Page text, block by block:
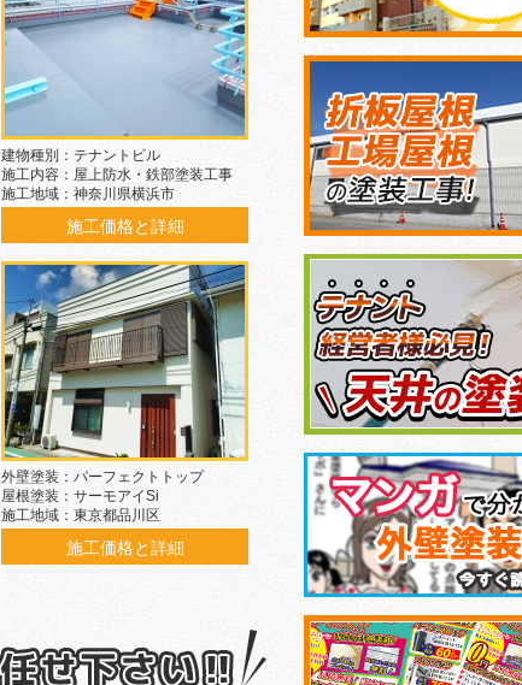
建物種別：テナントビル
施工内容：屋上防水・鉄部塗装工事
施工地域：神奈川県横浜市
施工価格と詳細
外壁塗装：パーフェクトトップ
屋根塗装：サーモアイSi
施工地域：東京都品川区
施工価格と詳細